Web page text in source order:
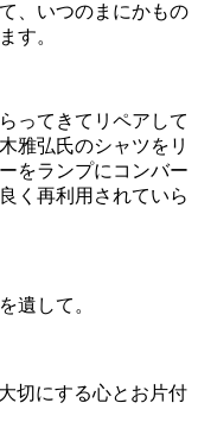
、いつのまにかもの
す。
ってきてリペアして
雅弘氏のシャツをリ
をランプにコンバー
く再利用されていら
遺して。
切にする心とお片付